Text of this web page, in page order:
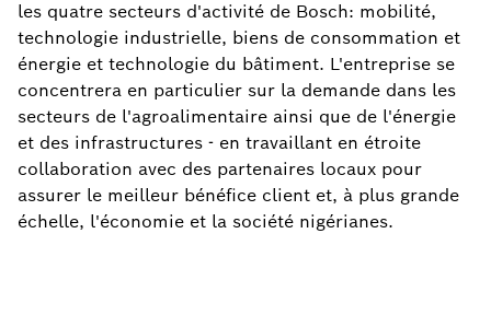
les quatre secteurs d'activité de Bosch: mobilité,
technologie industrielle, biens de consommation et
énergie et technologie du bâtiment. L'entreprise se
concentrera en particulier sur la demande dans les
secteurs de l'agroalimentaire ainsi que de l'énergie
et des infrastructures - en travaillant en étroite
collaboration avec des partenaires locaux pour
assurer le meilleur bénéfice client et, à plus grande
échelle, l'économie et la société nigérianes.